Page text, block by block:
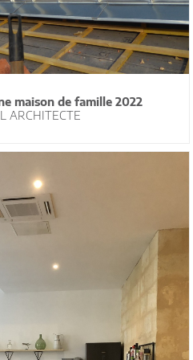
maison de famille 2022
ARCHITECTE